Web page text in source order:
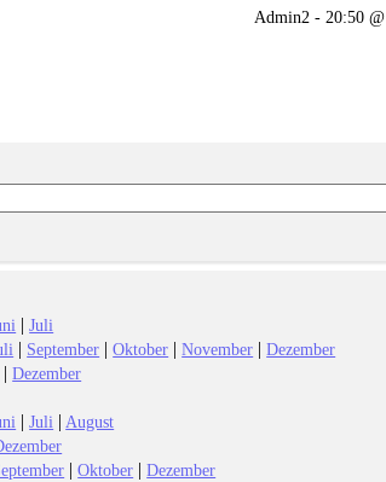
Admin2 - 20:50 @
|Juli
| September |Oktober |November |Dezember
|Dezember
|Juli | August
|Oktober |Dezember